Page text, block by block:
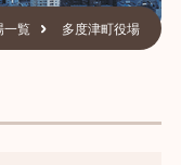
一覧 多度津町役場